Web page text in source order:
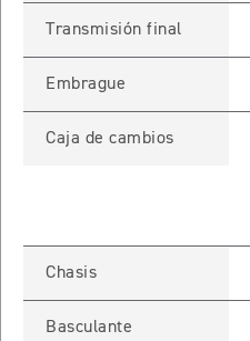
Transmisión final
Embrague
Caja de cambios
Chasis
Basculante